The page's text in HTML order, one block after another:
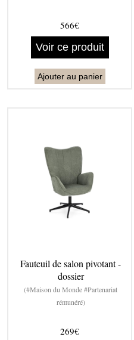
566€
Voir ce produit
Ajouter au panier
Fauteuil de salon pivotant -
dossier
(#Maison du Monde #Partenariat
rémunéré)
269€